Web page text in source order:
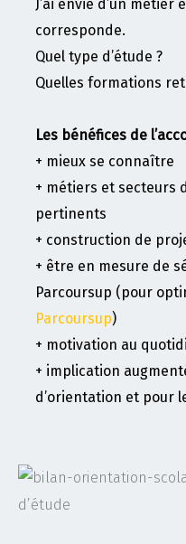
J’ai envie d’un
corresponde.
Quel type d’étude ?
Quelles formations
Les bénéfices de
+ mieux se connaître
+ métiers et secteurs
pertinents
+ construction de
+ être en mesure de
Parcoursup (pour
Parcoursup)
+ motivation au
+ implication
d’orientation et pour